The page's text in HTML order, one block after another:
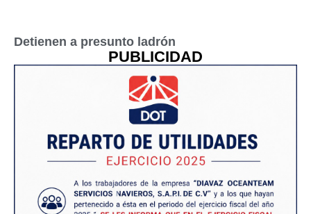
Detienen a presunto ladrón
PUBLICIDAD